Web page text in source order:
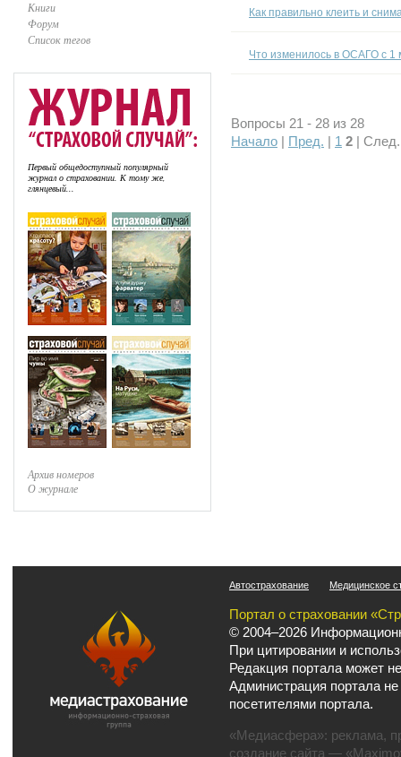
Книги
Форум
Список тегов
Первый общедоступный популярный
журнал о страховании. К тому же,
глянцевый...
Архив номеров
О журнале
Как правильно клеить и
Что изменилось в ОСАГО с 1
Вопросы 21 - 28 из 28
Начало
Пред. 1 2 |
Автострахование Медицинское
Портал о страховании
© 2004–2026
При цитировании и
Редакция портала может
Администрация портала
посетителями портала.
«Медиасфера»: реклама,
создание сайта —